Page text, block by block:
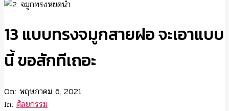
13 แบบทรงจมูกสายฝอ จะเอาแบบ
นี้ ขอสักทีเถอะ
On: พฤษภาคม 6, 2021
In: ศัลยกรรม